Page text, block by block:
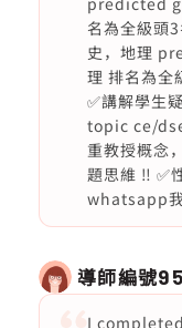
名為全級頭
史，地理
理 排名為全
✅講解學生
topic ce/
重教授概念
題思維 ‼️ ✅
whatsapp
導師編號
I